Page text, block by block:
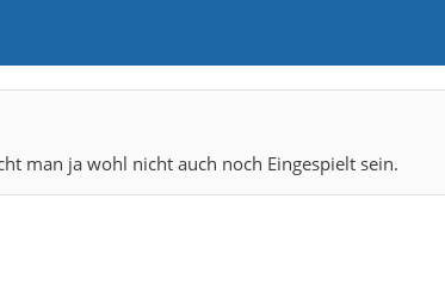
man ja wohl nicht auch noch Eingespielt sein.